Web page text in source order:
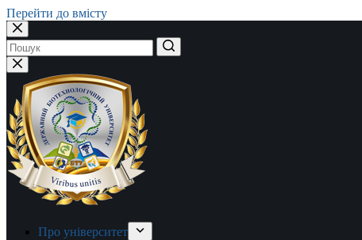
Перейти до вмісту
Немає
результатів
Про університет